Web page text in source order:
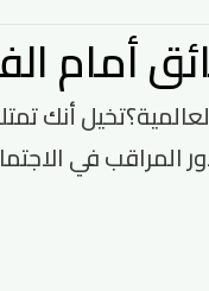
أمام
أنك
في